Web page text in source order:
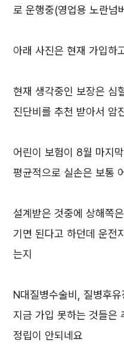
로 운행중(영업용 노란넘
아래 사진은 현재 가입하
현재 생각중인 보장은 심
진단비를 추천 받아서 암
어린이 보험이 8월 마지
평균적으로 실손은 보통
설계받은 것중에 상해쪽
기면 된다고 하던데 운전
는지
N대질병수술비, 질병후
지금 가입 못하는 것들은
정립이 안되네요